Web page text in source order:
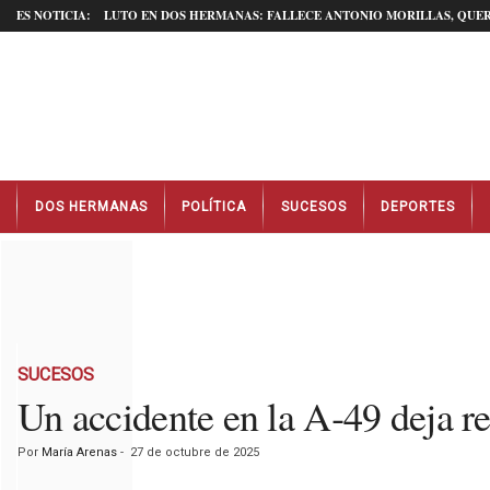
ES NOTICIA: LUTO EN DOS HERMANAS: FALLECE ANTONIO MORILLAS,
t
DOS HERMANAS POLÍTICA SUCESOS DEPORTES
SUCESOS
Un accidente en la A‑49 deja
Por María Arenas - 27 de octubre de 2025